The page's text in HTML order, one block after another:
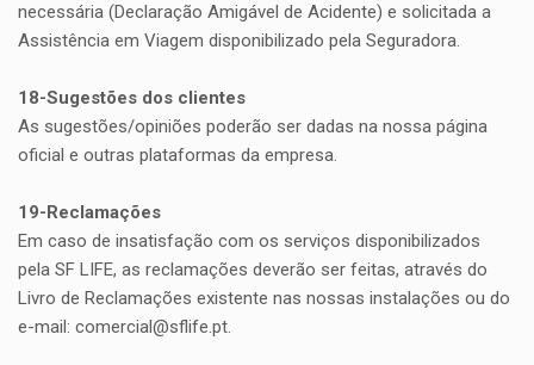
necessária (Declaração Amigável de Acidente) e solicitada a
Assistência em Viagem disponibilizado pela Seguradora.
18-Sugestões dos clientes
As sugestões/opiniões poderão ser dadas na nossa página
oficial e outras plataformas da empresa.
19-Reclamações
Em caso de insatisfação com os serviços disponibilizados
pela SF LIFE, as reclamações deverão ser feitas, através do
Livro de Reclamações existente nas nossas instalações ou do
e-mail: comercial@sflife.pt.